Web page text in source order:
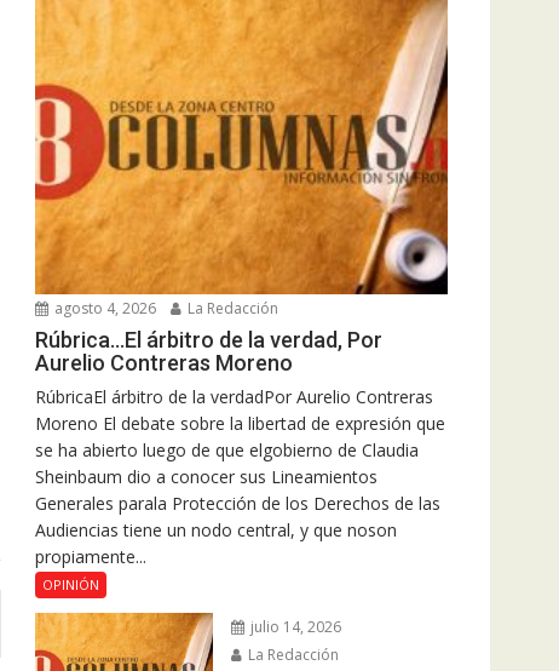
agosto 4, 2026 La Redacción
Rúbrica…El árbitro de la verdad, Por
Aurelio Contreras Moreno
RúbricaEl árbitro de la verdadPor Aurelio Contreras
Moreno El debate sobre la libertad de expresión que
se ha abierto luego de que elgobierno de Claudia
Sheinbaum dio a conocer sus Lineamientos
Generales parala Protección de los Derechos de las
Audiencias tiene un nodo central, y que noson
propiamente...
OPINIÓN
julio 14, 2026
La Redacción